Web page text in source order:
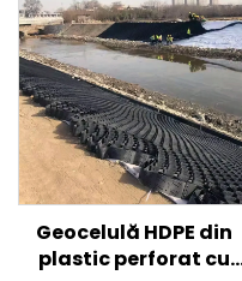
Geocelulă HDPE din
plastic perforat cu